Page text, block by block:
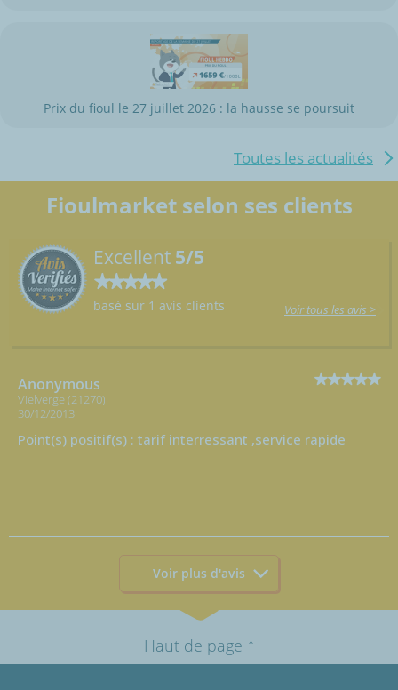
Prix du fioul le 27 juillet 2026 : la hausse se poursuit
Toutes les actualités
Fioulmarket selon ses clients
Excellent 5/5
basé sur 1 avis clients Voir tous les avis >
Anonymous
Vielverge (21270)
30/12/2013
Point(s) positif(s) : tarif interressant ,service rapide
Voir plus d'avis
Haut de page ↑